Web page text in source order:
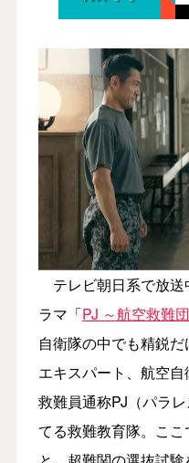
テレビ朝日系で放送
ラマ「PJ ～航空救難
自衛隊の中でも精鋭
エキスパート、航空
救難員通称PJ（パラ
てる救難教育隊。こ